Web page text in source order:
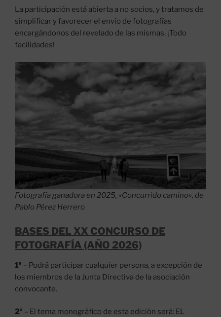
La participación está abierta a no socios, y tratamos de
simplificar y favorecer el envío de fotografías
encargándonos del revelado de las mismas. ¡Todo
facilidades!
Fotografía ganadora en 2025, «Concurrido camino», de
Pablo Pérez Herrero
BASES DEL XX CONCURSO DE
FOTOGRAFÍA (AÑO 2026)
1ª – Podrá participar cualquier persona, a excepción de
los miembros de la Junta Directiva de la asociación
convocante.
2ª – El tema monográfico de esta edición será: EL